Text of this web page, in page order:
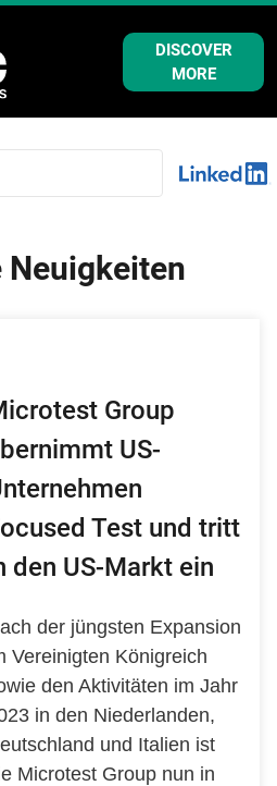
DISCOVER
MORE
Group
US-
Test und tritt
den US-Markt ein
der jüngsten Expansion
Vereinigten Königreich
den Aktivitäten im Jahr
in den Niederlanden,
und Italien ist
Microtest Group nun in